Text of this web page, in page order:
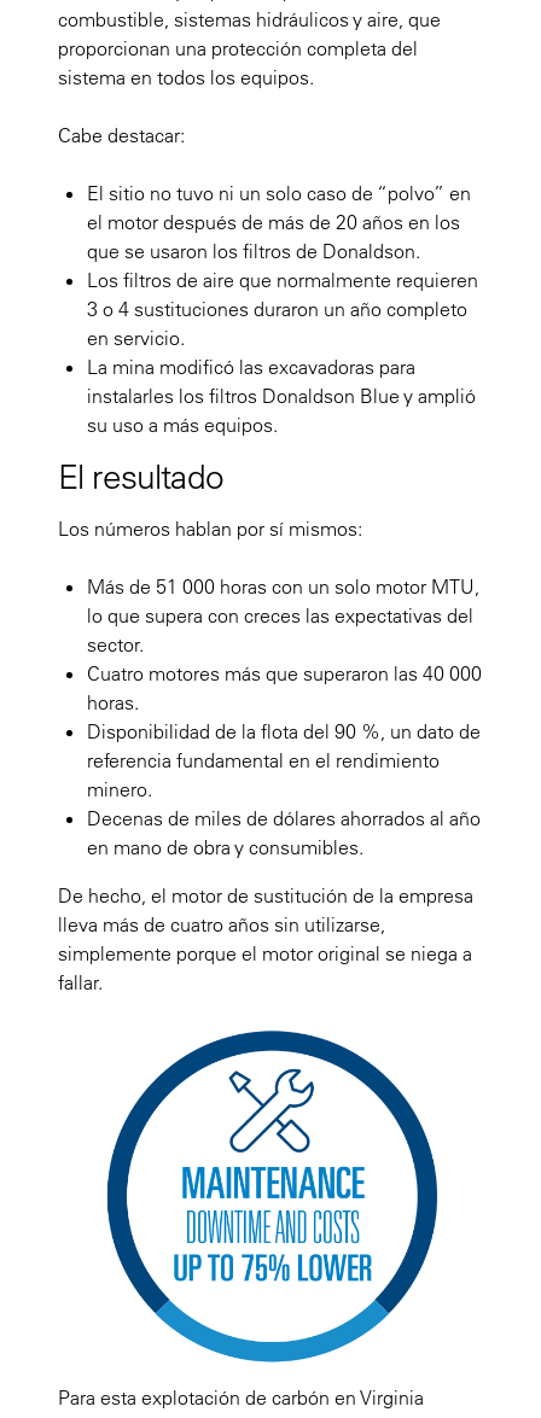
combustible, sistemas hidráulicos y aire, que
proporcionan una protección completa del
sistema en todos los equipos.
Cabe destacar:
El sitio no tuvo ni un solo caso de “polvo” en
el motor después de más de 20 años en los
que se usaron los filtros de Donaldson.
Los filtros de aire que normalmente requieren
3 o 4 sustituciones duraron un año completo
en servicio.
La mina modificó las excavadoras para
instalarles los filtros Donaldson Blue y amplió
su uso a más equipos.
El resultado
Los números hablan por sí mismos:
Más de 51 000 horas con un solo motor MTU,
lo que supera con creces las expectativas del
sector.
Cuatro motores más que superaron las 40 000
horas.
Disponibilidad de la flota del 90 %, un dato de
referencia fundamental en el rendimiento
minero.
Decenas de miles de dólares ahorrados al año
en mano de obra y consumibles.
De hecho, el motor de sustitución de la empresa
lleva más de cuatro años sin utilizarse,
simplemente porque el motor original se niega a
fallar.
Para esta explotación de carbón en Virginia